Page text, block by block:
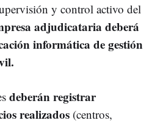
y control activo del
adjudicataria deberá
informática de gestión
deberán registrar
realizados (centros,